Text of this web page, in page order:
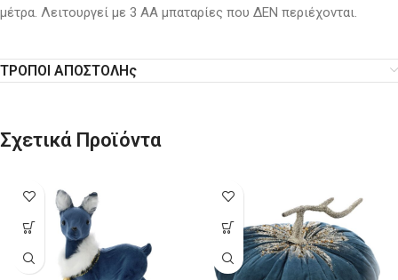
μέτρα. Λειτουργεί με 3 ΑA μπαταρίες που ΔΕΝ περιέχονται.
ΤΡΟΠΟΙ ΑΠΟΣΤΟΛΗς
Σχετικά Προϊόντα